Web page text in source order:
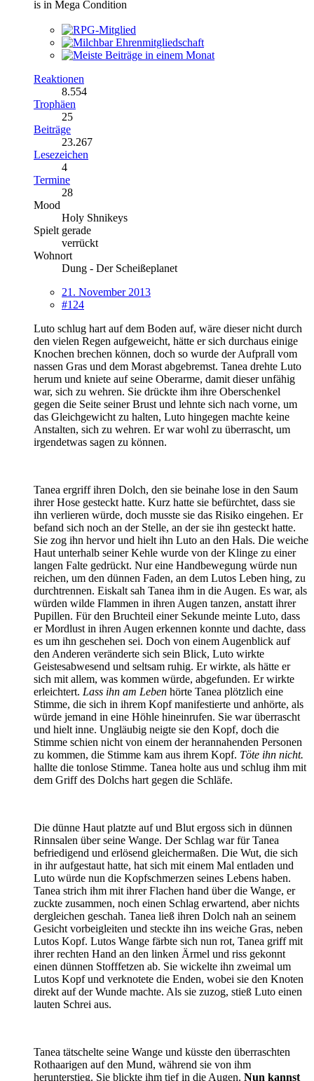
is in Mega Condition
Reaktionen
8.554
Trophäen
25
Beiträge
23.267
Lesezeichen
4
Termine
28
Mood
Holy Shnikeys
Spielt gerade
verrückt
Wohnort
Dung - Der Scheißeplanet
21. November 2013
#124
Luto schlug hart auf dem Boden auf, wäre dieser nicht durch
den vielen Regen aufgeweicht, hätte er sich durchaus einige
Knochen brechen können, doch so wurde der Aufprall vom
nassen Gras und dem Morast abgebremst. Tanea drehte Luto
herum und kniete auf seine Oberarme, damit dieser unfähig
war, sich zu wehren. Sie drückte ihm ihre Oberschenkel
gegen die Seite seiner Brust und lehnte sich nach vorne, um
das Gleichgewicht zu halten, Luto hingegen machte keine
Anstalten, sich zu wehren. Er war wohl zu überrascht, um
irgendetwas sagen zu können.
Tanea ergriff ihren Dolch, den sie beinahe lose in den Saum
ihrer Hose gesteckt hatte. Kurz hatte sie befürchtet, dass sie
ihn verlieren würde, doch musste sie das Risiko eingehen. Er
befand sich noch an der Stelle, an der sie ihn gesteckt hatte.
Sie zog ihn hervor und hielt ihn Luto an den Hals. Die weiche
Haut unterhalb seiner Kehle wurde von der Klinge zu einer
langen Falte gedrückt. Nur eine Handbewegung würde nun
reichen, um den dünnen Faden, an dem Lutos Leben hing, zu
durchtrennen. Eiskalt sah Tanea ihm in die Augen. Es war, als
würden wilde Flammen in ihren Augen tanzen, anstatt ihrer
Pupillen. Für den Bruchteil einer Sekunde meinte Luto, dass
er Mordlust in ihren Augen erkennen konnte und dachte, dass
es um ihn geschehen sei. Doch von einem Augenblick auf
den Anderen veränderte sich sein Blick, Luto wirkte
Geistesabwesend und seltsam ruhig. Er wirkte, als hätte er
sich mit allem, was kommen würde, abgefunden. Er wirkte
erleichtert. Lass ihn am Leben hörte Tanea plötzlich eine
Stimme, die sich in ihrem Kopf manifestierte und anhörte, als
würde jemand in eine Höhle hineinrufen. Sie war überrascht
und hielt inne. Ungläubig neigte sie den Kopf, doch die
Stimme schien nicht von einem der herannahenden Personen
zu kommen, die Stimme kam aus ihrem Kopf. Töte ihn nicht.
hallte die tonlose Stimme. Tanea holte aus und schlug ihm mit
dem Griff des Dolchs hart gegen die Schläfe.
Die dünne Haut platzte auf und Blut ergoss sich in dünnen
Rinnsalen über seine Wange. Der Schlag war für Tanea
befriedigend und erlösend gleichermaßen. Die Wut, die sich
in ihr aufgestaut hatte, hat sich mit einem Mal entladen und
Luto würde nun die Kopfschmerzen seines Lebens haben.
Tanea strich ihm mit ihrer Flachen hand über die Wange, er
zuckte zusammen, noch einen Schlag erwartend, aber nichts
dergleichen geschah. Tanea ließ ihren Dolch nah an seinem
Gesicht vorbeigleiten und steckte ihn ins weiche Gras, neben
Lutos Kopf. Lutos Wange färbte sich nun rot, Tanea griff mit
ihrer rechten Hand an den linken Ärmel und riss gekonnt
einen dünnen Stofffetzen ab. Sie wickelte ihn zweimal um
Lutos Kopf und verknotete die Enden, wobei sie den Knoten
direkt auf der Wunde machte. Als sie zuzog, stieß Luto einen
lauten Schrei aus.
Tanea tätschelte seine Wange und küsste den überraschten
Rothaarigen auf den Mund, während sie von ihm
herunterstieg. Sie blickte ihm tief in die Augen. Nun kannst